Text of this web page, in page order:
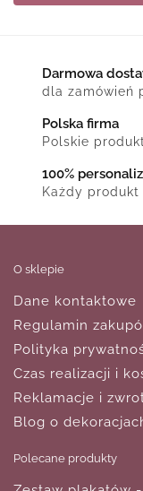
Darmowa
dla zamówień
Polska firma
Polskie
100%
Każdy
O sklepie
Dane kontaktowe
Regulamin
Polityka
Czas realizacji i
Reklamacje i
Blog o
Polecane produkty